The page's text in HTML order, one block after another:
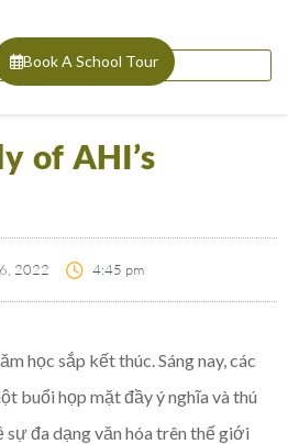
Book A School Tour
of AHI’s
2022 4:45 pm
học sắp kết thúc.Sáng nay, các
buổi họp mặt đầy ý nghĩa và thú
sự đa dạng văn hóa trên thế giới